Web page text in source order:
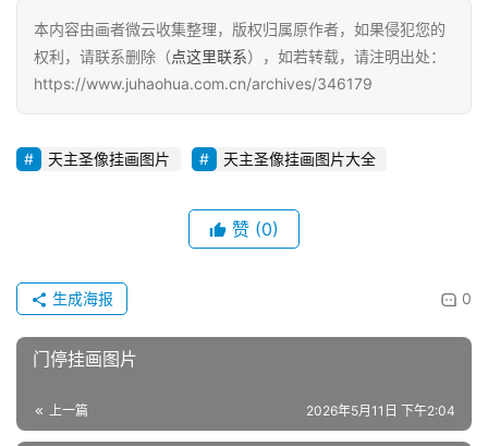
本内容由画者微云收集整理，版权归属原作者，如果侵犯您的
权利，请联系删除（点这里联系），如若转载，请注明出处：
https://www.juhaohua.com.cn/archives/346179
天主圣像挂画图片 天主圣像挂画图片大全
赞 (0)
0
生成海报
门停挂画图片
上一篇 2026年5月11日 下午2:04